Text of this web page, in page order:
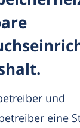
und
eine